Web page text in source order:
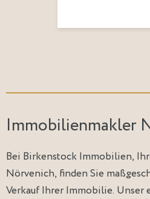
Immobilienmakler
Bei Birkenstock Immobilien,
Nörvenich, finden Sie
Verkauf Ihrer Immobilie. Unser